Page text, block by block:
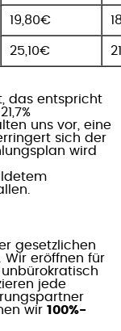
19,80€
25,10€
das entspricht
uns vor, eine
sich der
wird
gesetzlichen
Wir eröffnen für
jede
wir 100%-